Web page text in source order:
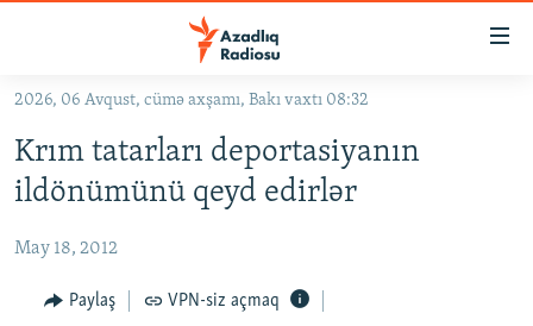
Əsas
qayıt
Əsas
qayıt
#ƏSLINDƏ
FƏRQƏ BAX
2026, 06 Avqust, cümə axşamı, Bakı vaxtı 08:32
Krım tatarları deportasiyanın
ildönümünü qeyd edirlər
May 18, 2012
Paylaş VPN-siz açmaq